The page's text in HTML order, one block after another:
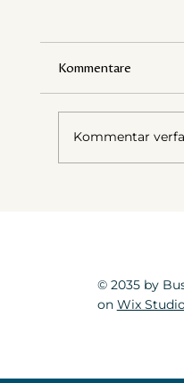
Kommentare
Kommentar
© 2035 by
on Wix